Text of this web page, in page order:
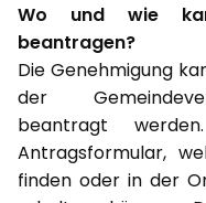
Wo und wie
beantragen?
Die Genehmigung
der
beantragt
Antragsformular,
finden oder in der